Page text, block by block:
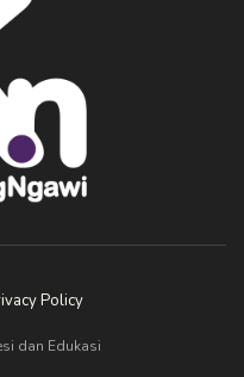
Policy
dan Edukasi